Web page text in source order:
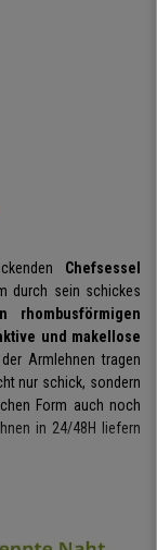
Chefsessel
durch sein schickes
rhombusförmigen
und makellose
Armlehnen tragen
nur schick, sondern
Form auch noch
in 24/48H liefern
Körperhaltung,